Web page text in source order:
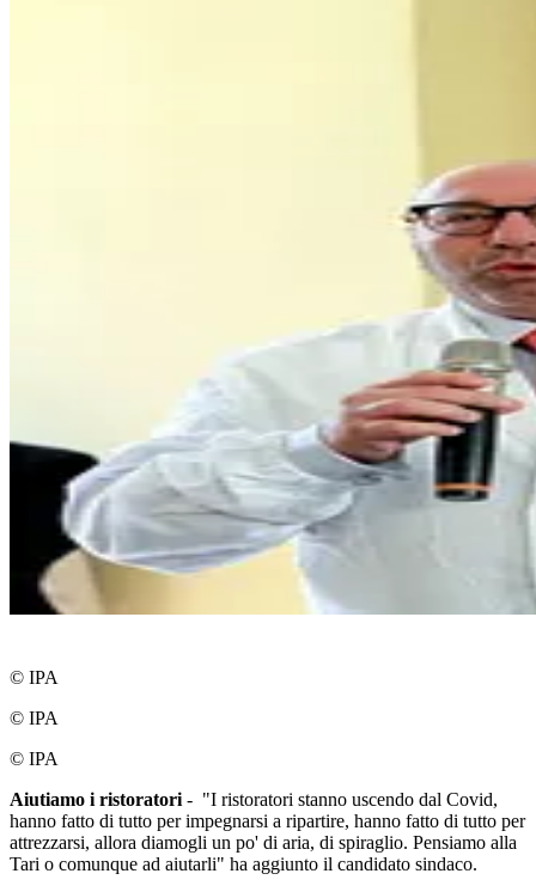
© IPA
© IPA
© IPA
Aiutiamo i ristoratori - "I ristoratori stanno uscendo dal Covid,
hanno fatto di tutto per impegnarsi a ripartire, hanno fatto di tutto per
attrezzarsi, allora diamogli un po' di aria, di spiraglio. Pensiamo alla
Tari o comunque ad aiutarli" ha aggiunto il candidato sindaco.